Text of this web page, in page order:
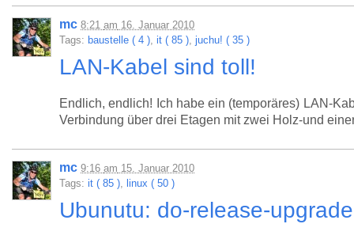
mc 8:21 am 16. Januar 2010
Tags: baustelle ( 4 ), it ( 85 ), juchu! ( 35 )
LAN-Kabel sind toll!
Endlich, endlich! Ich habe ein (temporäres) LAN-
Verbindung über drei Etagen mit zwei Holz-und
mc 9:16 am 15. Januar 2010
Tags: it ( 85 ), linux ( 50 )
Ubunutu: do-release-